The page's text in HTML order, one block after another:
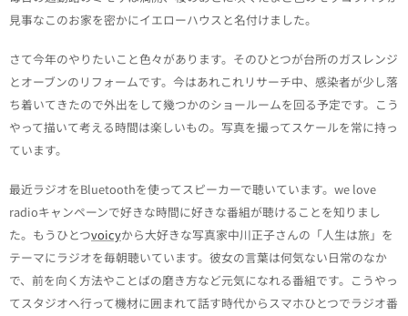
見事なこのお家を密かにイエローハウスと名付けました。
さて今年のやりたいこと色々があります。そのひとつが台所のガスレンジ
とオーブンのリフォームです。今はあれこれリサーチ中、感染者が少し落
ち着いてきたので外出をして幾つかのショールームを回る予定です。こう
やって描いて考える時間は楽しいもの。写真を撮ってスケールを常に持っ
ています。
最近ラジオをBluetoothを使ってスピーカーで聴いています。we love
radioキャンペーンで好きな時間に好きな番組が聴けることを知りまし
た。もうひとつvoicyから大好きな写真家中川正子さんの「人生は旅」を
テーマにラジオを毎朝聴いています。彼女の言葉は何気ない日常のなか
で、前を向く方法やことばの磨き方など元気になれる番組です。こうやっ
てスタジオへ行って機材に囲まれて話す時代からスマホひとつでラジオ番